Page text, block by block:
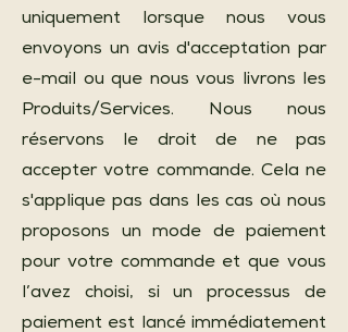
uniquement lorsque nous vous
envoyons un avis d'acceptation par
e-mail ou que nous vous livrons les
Produits/Services. Nous nous
réservons le droit de ne pas
accepter votre commande. Cela ne
s'applique pas dans les cas où nous
proposons un mode de paiement
pour votre commande et que vous
l’avez choisi, si un processus de
paiement est lancé immédiatement